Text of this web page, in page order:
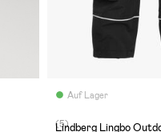
Auf Lager
(5)
Lindberg Lingbo